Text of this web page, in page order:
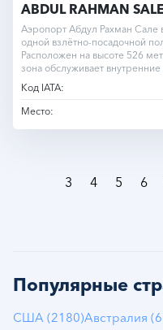
ABDUL RAHMAN
Аэропорт Абдул Рахман Сале
одной взлётно-посадочной
Расположен на высоте 526
зона обслуживает
Код IATA:
Место:
3 4 5 6
Популярные
США (2180)Австралия